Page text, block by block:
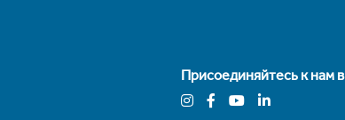
Присоединяйтесь к нам в